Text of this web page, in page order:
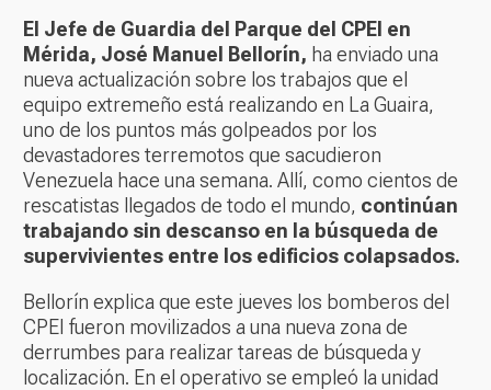
El Jefe de Guardia del Parque del CPEI en
Mérida, José Manuel Bellorín, ha enviado una
nueva actualización sobre los trabajos que el
equipo extremeño está realizando en La Guaira,
uno de los puntos más golpeados por los
devastadores terremotos que sacudieron
Venezuela hace una semana. Allí, como cientos de
rescatistas llegados de todo el mundo, continúan
trabajando sin descanso en la búsqueda de
supervivientes entre los edificios colapsados.
Bellorín explica que este jueves los bomberos del
CPEI fueron movilizados a una nueva zona de
derrumbes para realizar tareas de búsqueda y
localización. En el operativo se empleó la unidad